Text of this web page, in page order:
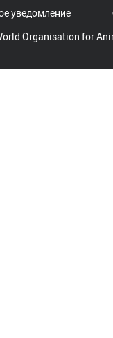
уведомление
Organisation for